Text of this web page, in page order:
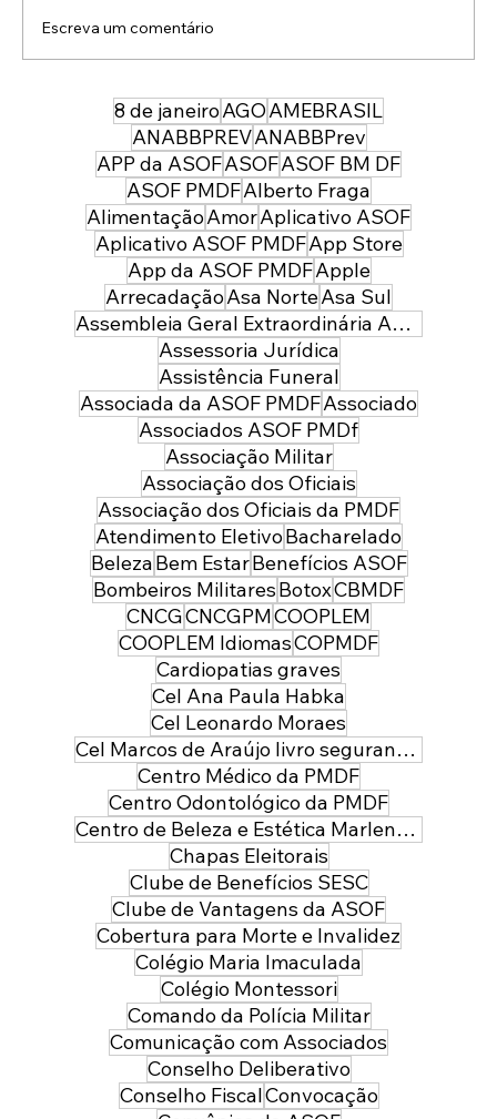
8 de janeiroAGOAMEBRASIL
ANABBPREVANABBPrev
APP da ASOFASOFASOF BM DF
ASOF PMDFAlberto Fraga
AlimentaçãoAmorAplicativo ASOF
Aplicativo ASOF PMDFApp Store
App da ASOF PMDFApple
ArrecadaçãoAsa NorteAsa Sul
Assembleia Geral Extraordinária ASOF PMDF
Assessoria Jurídica
Assistência Funeral
Associada da ASOF PMDFAssociado
Associados ASOF PMDf
Associação Militar
Associação dos Oficiais
Associação dos Oficiais da PMDF
Atendimento EletivoBacharelado
BelezaBem EstarBenefícios ASOF
Bombeiros MilitaresBotoxCBMDF
CNCGCNCGPMCOOPLEM
COOPLEM IdiomasCOPMDF
Cardiopatias graves
Cel Ana Paula Habka
Cel Leonardo Moraes
Cel Marcos de Araújo livro segurança pública
Centro Médico da PMDF
Centro Odontológico da PMDF
Centro de Beleza e Estética Marlene Leal
Chapas Eleitorais
Clube de Benefícios SESC
Clube de Vantagens da ASOF
Cobertura para Morte e Invalidez
Colégio Maria Imaculada
Colégio Montessori
Comando da Polícia Militar
Comunicação com Associados
Conselho Deliberativo
Conselho FiscalConvocação
43 anos depois da sua entrada, temos
uma PMDF mais forte, moderna e
preparada para servir à sociedade:
parabéns policial militar feminina!
Escreva um comentário